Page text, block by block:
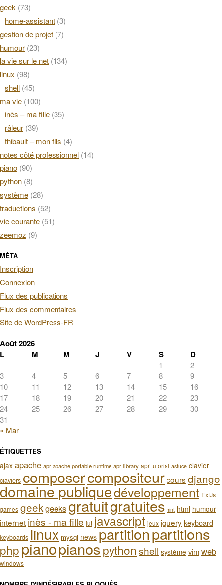
geek (73)
home-assistant (3)
gestion de projet (7)
humour (23)
la vie sur le net (134)
linux (98)
shell (45)
ma vie (100)
inès – ma fille (35)
râleur (39)
thibault – mon fils (4)
notes côté professionnel (14)
piano (90)
python (8)
système (28)
traductions (52)
vie courante (51)
zeemoz (9)
MÉTA
Inscription
Connexion
Flux des publications
Flux des commentaires
Site de WordPress-FR
Août 2026
L
M M J V S D
1
2
3
4 5 6 7 8
9
10
11 12 13 14 15
16
17
18 19 20 21 22
23
24
25 26 27 28 29
30
31
« Mar
ÉTIQUETTES
ajax apache apr apache portable runtime apr library apr tutorial astuce clavier
claviers composercompositeurcours django
domaine publiquedéveloppement ExtJs
games geekgeeksgratuitgratuites hint html humour
internet inès - ma fille iut javascript jeux jquerykeyboard
keyboards linux mysql news partitionpartitions
phppianopianospython shell système vimweb
windows